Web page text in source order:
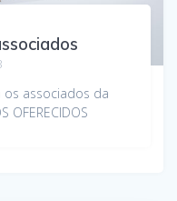
os associados da
OFERECIDOS